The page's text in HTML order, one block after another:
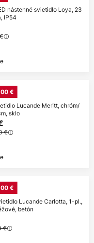
nástenné svietidlo Loya, 23
IP54
€
Lucande Meritt, chróm/
sklo
€
€
Lucande Carlotta, 1-pl.,
betón
€